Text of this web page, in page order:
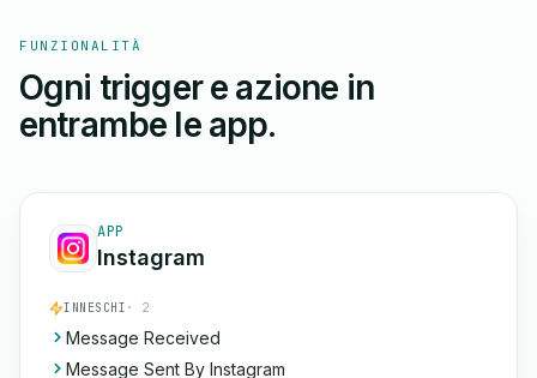
FUNZIONALITÀ
Ogni trigger e azione in
entrambe le app.
APP
Instagram
INNESCHI · 2
Message Received
Message Sent By Instagram